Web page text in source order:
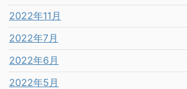
2022年11月
2022年7月
2022年6月
2022年5月